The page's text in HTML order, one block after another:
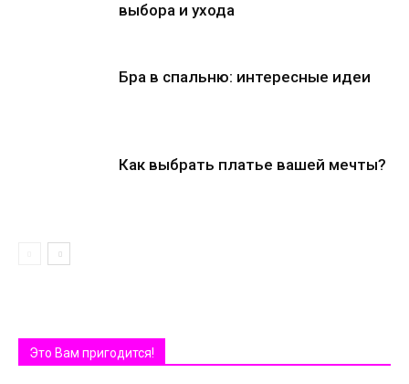
выбора и ухода
Бра в спальню: интересные идеи
Как выбрать платье вашей мечты?
Это Вам пригодится!